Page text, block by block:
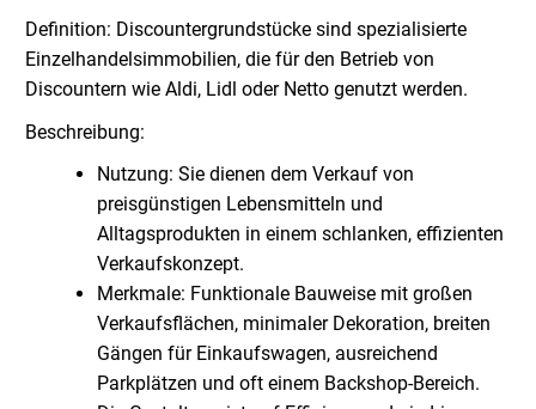
Definition: Discountergrundstücke sind spezialisierte
Einzelhandelsimmobilien, die für den Betrieb von
Discountern wie Aldi, Lidl oder Netto genutzt werden.
Beschreibung:
Nutzung: Sie dienen dem Verkauf von
preisgünstigen Lebensmitteln und
Alltagsprodukten in einem schlanken, effizienten
Verkaufskonzept.
Merkmale: Funktionale Bauweise mit großen
Verkaufsflächen, minimaler Dekoration, breiten
Gängen für Einkaufswagen, ausreichend
Parkplätzen und oft einem Backshop-Bereich.